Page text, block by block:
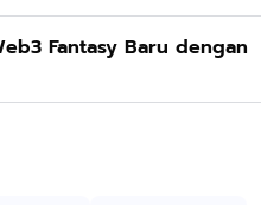
Fantasy Baru dengan